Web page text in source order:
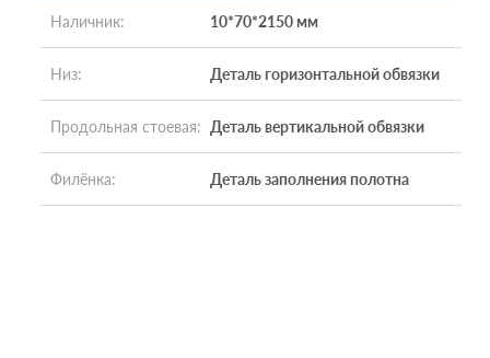
Наличник: 10*70*2150 мм
Низ: Деталь горизонтальной обвязки
Продольная стоевая: Деталь вертикальной обвязки
Филёнка: Деталь заполнения полотна